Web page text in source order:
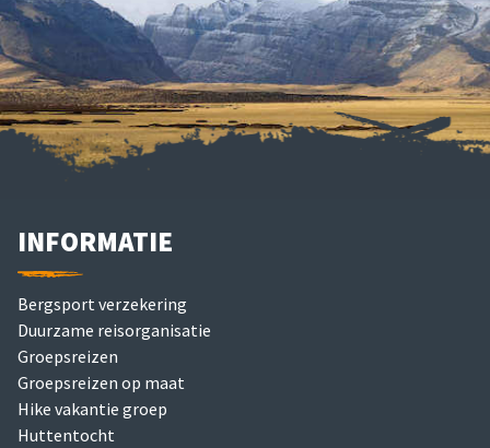
INFORMATIE
Bergsport verzekering
Duurzame reisorganisatie
Groepsreizen
Groepsreizen op maat
Hike vakantie groep
Huttentocht